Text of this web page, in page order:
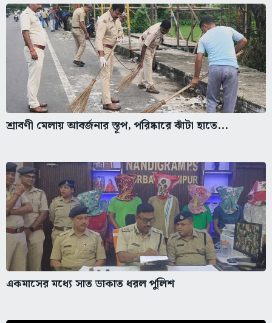
শ্রাবণী মেলায় আবর্জনার স্তূপ, পরিষ্কারে ঝাঁটা হাতে...
একমাসের মধ্যে সাত ডাকাত ধরল পুলিশ